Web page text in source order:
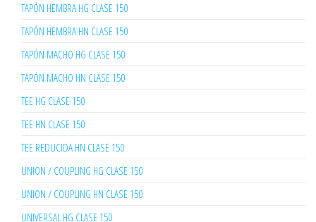
TAPÓN HEMBRA HG CLASE 150
TAPÓN HEMBRA HN CLASE 150
TAPÓN MACHO HG CLASE 150
TAPÓN MACHO HN CLASE 150
TEE HG CLASE 150
TEE HN CLASE 150
TEE REDUCIDA HN CLASE 150
UNION / COUPLING HG CLASE 150
UNION / COUPLING HN CLASE 150
UNIVERSAL HG CLASE 150